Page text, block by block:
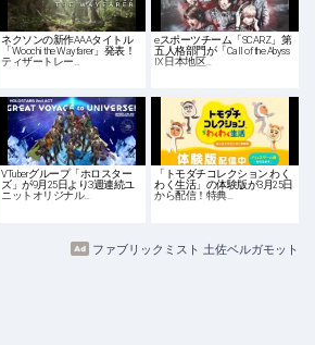
ネクソンの新作AAAタイトル
「Woochi the Wayfarer」発表！
ティザートレー…
eスポーツチーム「SCARZ」第
五人格部門が「Call of the Abyss
Ⅸ 日本地区…
VTuberグループ「ホロスター
ズ」が9月25日より3週連続ユ
ニットオリジナル…
「トモダチコレクション わく
わく生活」の体験版が3月25日
から配信！特典…
ファブリックミスト 土佐ベルガモット